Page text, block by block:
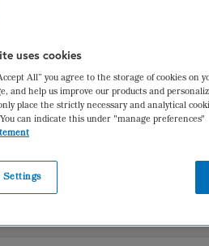
met coeliakie en
MSc
gegevens
uses cookies
All” you agree to the storage of cookies on
and help us improve our products and
place the strictly necessary and analytical
can indicate this under "manage preferences"
Settings